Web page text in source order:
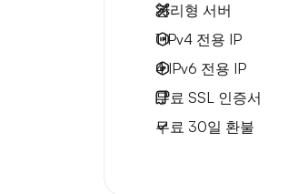
관리형 서버
1 IPv4 전용 IP
4 IPv6 전용 IP
무료 SSL 인증서
무료 30일 환불